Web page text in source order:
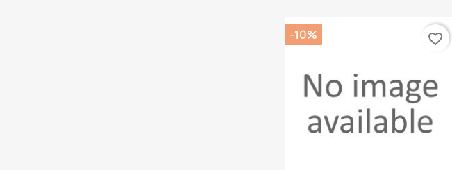
-10% favorite_border